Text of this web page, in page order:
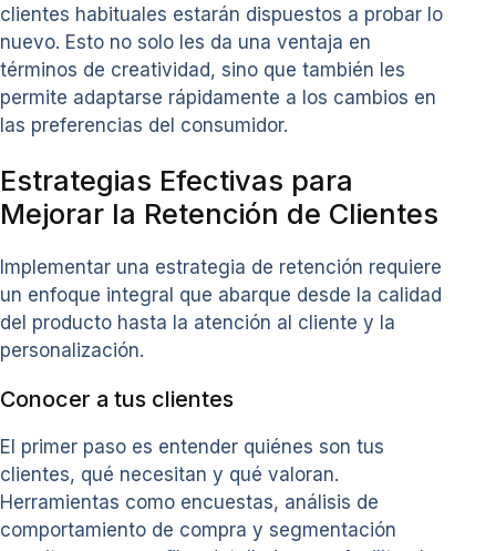
clientes habituales estarán dispuestos a probar lo
nuevo. Esto no solo les da una ventaja en
términos de creatividad, sino que también les
permite adaptarse rápidamente a los cambios en
las preferencias del consumidor.
Estrategias Efectivas para
Mejorar la Retención de Clientes
Implementar una estrategia de retención requiere
un enfoque integral que abarque desde la calidad
del producto hasta la atención al cliente y la
personalización.
Conocer a tus clientes
El primer paso es entender quiénes son tus
clientes, qué necesitan y qué valoran.
Herramientas como encuestas, análisis de
comportamiento de compra y segmentación